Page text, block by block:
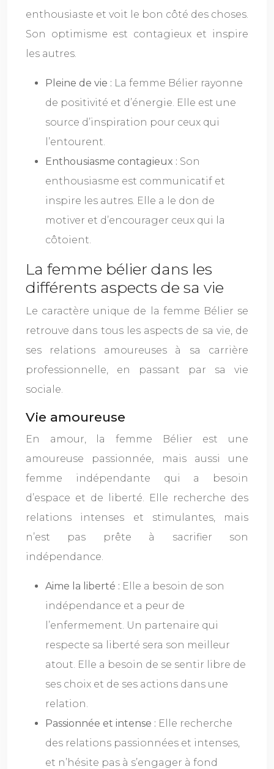
enthousiaste et voit le bon côté des choses.
Son optimisme est contagieux et inspire
les autres.
Pleine de vie : La femme Bélier rayonne
de positivité et d’énergie. Elle est une
source d’inspiration pour ceux qui
l’entourent.
Enthousiasme contagieux : Son
enthousiasme est communicatif et
inspire les autres. Elle a le don de
motiver et d’encourager ceux qui la
côtoient.
La femme bélier dans les
différents aspects de sa vie
Le caractère unique de la femme Bélier se
retrouve dans tous les aspects de sa vie, de
ses relations amoureuses à sa carrière
professionnelle, en passant par sa vie
sociale.
Vie amoureuse
En amour, la femme Bélier est une
amoureuse passionnée, mais aussi une
femme indépendante qui a besoin
d’espace et de liberté. Elle recherche des
relations intenses et stimulantes, mais
n’est pas prête à sacrifier son
indépendance.
Aime la liberté : Elle a besoin de son
indépendance et a peur de
l’enfermement. Un partenaire qui
respecte sa liberté sera son meilleur
atout. Elle a besoin de se sentir libre de
ses choix et de ses actions dans une
relation.
Passionnée et intense : Elle recherche
des relations passionnées et intenses,
et n’hésite pas à s’engager à fond